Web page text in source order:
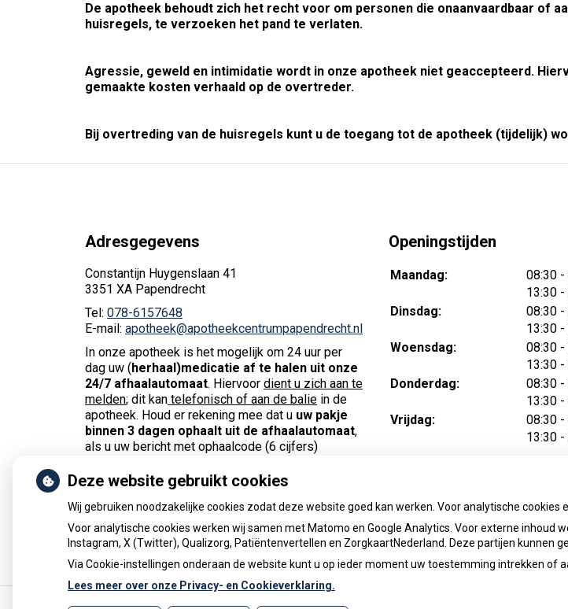
De apotheek behoudt zich het recht voor om personen die onaanvaardbaar of
huisregels, te verzoeken het pand te verlaten.
Agressie, geweld en intimidatie wordt in onze apotheek niet geaccepteerd.
gemaakte kosten verhaald op de overtreder.
Bij overtreding van de huisregels kunt u de toegang tot de apotheek (tijdelijk)
Adresgegevens
Constantijn Huygenslaan 41
3351 XA Papendrecht
Tel: 078-6157648
E-mail: apotheek@apotheekcentrumpapendrecht.nl
In onze apotheek is het mogelijk om 24 uur per
dag uw (herhaal)medicatie af te halen uit onze
24/7 afhaalautomaat. Hiervoor dient u zich aan te
melden; dit kan telefonisch of aan de balie in de
apotheek. Houd er rekening mee dat u uw pakje
binnen 3 dagen ophaalt uit de afhaalautomaat,
als u uw bericht met ophaalcode (6 cijfers)
breekbare producten kunnenwe helaas
de afhaalautomaat doen.
Openingstijden
Maandag: 08:30 -
13:30 -
Dinsdag:
08:30 -
13:30 -
Woensdag:
08:30 -
13:30 -
Donderdag:
08:30 -
13:30 -
Vrijdag:
08:30 -
13:30 -
Deze website gebruikt cookies
Wij gebruiken noodzakelijke cookies zodat deze website goed kan werken. Voor analytische cookies
Voor analytische cookies werken wij samen met Matomo en Google Analytics. Voor externe inhoud
Instagram, X (Twitter), Qualizorg, Patiëntenvertellen en ZorgkaartNederland. Deze partijen kunnen
Via Cookie-instellingen onderaan de website kunt u op ieder moment uw toestemming intrekken of
Lees meer over onze Privacy- en Cookieverklaring.